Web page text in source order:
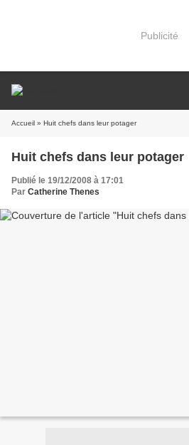
Publicité
Accueil » Huit chefs dans leur potager
Huit chefs dans leur potager
Publié le 19/12/2008 à 17:01
Par Catherine Thenes